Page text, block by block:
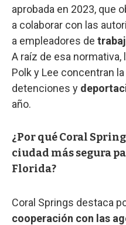
aprobada en 2023, que
a colaborar con las
a empleadores de
A raíz de esa
Polk y Lee concentran
detenciones y
año.
¿Por qué Coral
ciudad más segura
Florida?
Coral Springs destaca
cooperación con las